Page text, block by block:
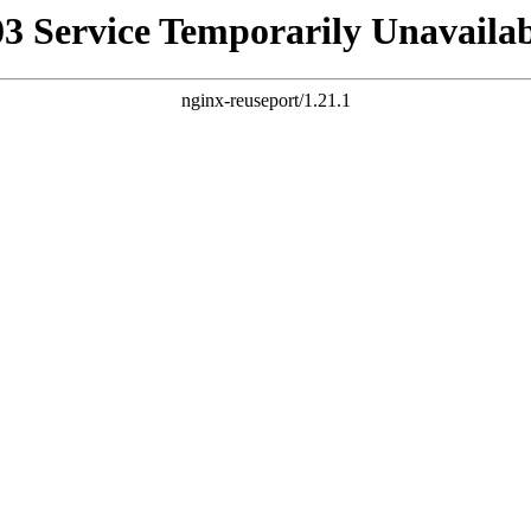
Service Temporarily
nginx-reuseport/1.21.1